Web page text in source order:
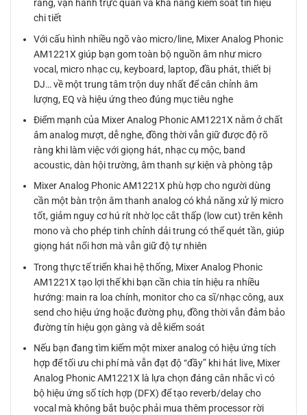
ràng, vận hành trực quan và khả năng kiểm soát tín hiệu
chi tiết
Với cấu hình nhiều ngõ vào micro/line, Mixer Analog Phonic
AM1221X giúp bạn gom toàn bộ nguồn âm như micro
vocal, micro nhạc cụ, keyboard, laptop, đầu phát, thiết bị
DJ… về một trung tâm trộn duy nhất để cân chỉnh âm
lượng, EQ và hiệu ứng theo đúng mục tiêu nghe
Điểm mạnh của Mixer Analog Phonic AM1221X nằm ở chất
âm analog mượt, dễ nghe, đồng thời vẫn giữ được độ rõ
ràng khi làm việc với giọng hát, nhạc cụ mộc, band
acoustic, dàn hội trường, âm thanh sự kiện và phòng tập
Mixer Analog Phonic AM1221X phù hợp cho người dùng
cần một bàn trộn âm thanh analog có khả năng xử lý micro
tốt, giảm nguy cơ hú rít nhờ lọc cắt thấp (low cut) trên kênh
mono và cho phép tinh chỉnh dải trung có thể quét tần, giúp
giọng hát nổi hơn mà vẫn giữ độ tự nhiên
Trong thực tế triển khai hệ thống, Mixer Analog Phonic
AM1221X tạo lợi thế khi bạn cần chia tín hiệu ra nhiều
hướng: main ra loa chính, monitor cho ca sĩ/nhạc công, aux
send cho hiệu ứng hoặc đường phụ, đồng thời vẫn đảm bảo
đường tín hiệu gọn gàng và dễ kiểm soát
Nếu bạn đang tìm kiếm một mixer analog có hiệu ứng tích
hợp để tối ưu chi phí mà vẫn đạt độ “đầy” khi hát live, Mixer
Analog Phonic AM1221X là lựa chọn đáng cân nhắc vì có
bộ hiệu ứng số tích hợp (DFX) để tạo reverb/delay cho
vocal mà không bắt buộc phải mua thêm processor rời